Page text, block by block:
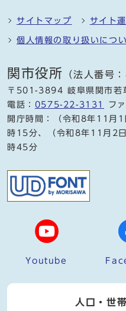
サイトマップ サイト
個人情報の取り扱いにつ
関市役所 （法人番
〒501-3894 岐阜県関市若
電話： 0575-22-3131
フ
開庁時間：（令和8年11
時15分、（令和8年11月2
時45分
Youtube
人口・世